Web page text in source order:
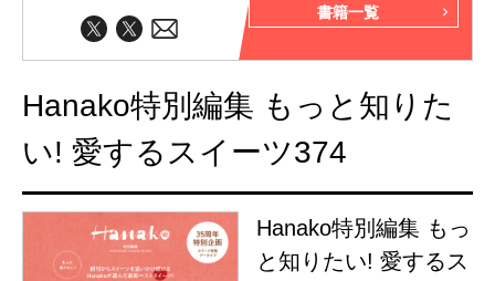
書籍一覧
Hanako特別編集 もっと知りた
い! 愛するスイーツ374
Hanako特別編集 もっ
と知りたい! 愛するス